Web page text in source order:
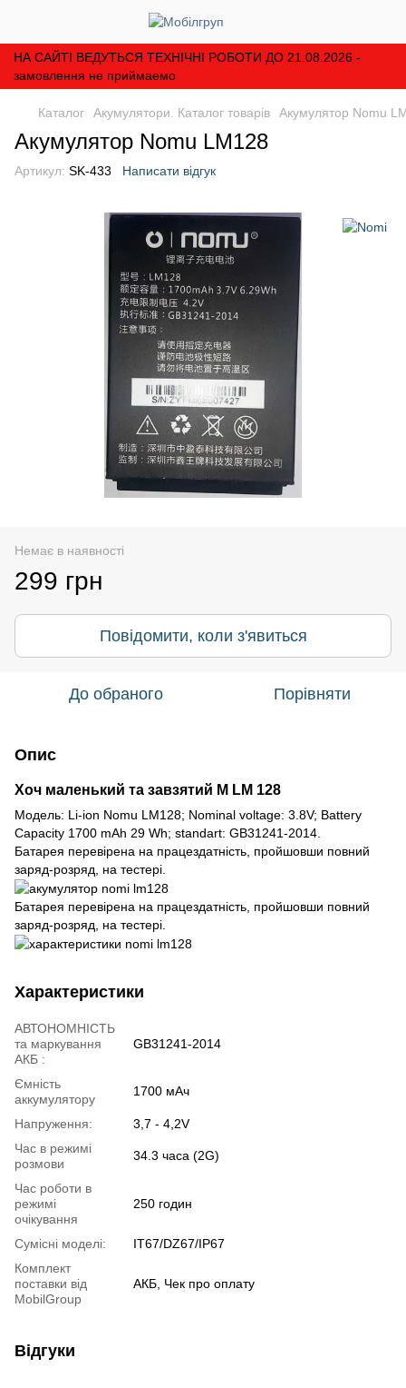
НА САЙТІ ВЕДУТЬСЯ ТЕХНІЧНІ РОБОТИ ДО 21.08.2026 -
замовлення не приймаемо
Каталог Акумулятори. Каталог товарів Акумулятор Nomu
Акумулятор Nomu LM128
Артикул: SK-433 Написати відгук
Немає в наявності
299 грн
Повідомити, коли з'явиться
До обраного Порівняти
Опис
Хоч маленький та завзятий М LM 128
Модель: Li-ion Nomu LM128; Nominal voltage: 3.8V; Battery
Capacity 1700 mAh 29 Wh; standart: GB31241-2014.
Батарея перевірена на працездатність, пройшовши повний
заряд-розряд, на тестері.
Батарея перевірена на працездатність, пройшовши повний
заряд-розряд, на тестері.
Характеристики
АВТОНОМНІСТЬ
та маркування
АКБ :
GB31241-2014
Ємність
аккумулятору
1700 мАч
Напруження:
3,7 - 4,2V
Час в режимі
розмови
34.3 часа (2G)
Час роботи в
режимі
очікування
250 годин
Сумісні моделі:
IT67/DZ67/IP67
Комплект
поставки від
MobilGroup
АКБ, Чек про оплату
Відгуки